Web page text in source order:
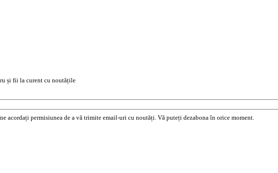
și fii la curent cu noutățile
acordați permisiunea de a vă trimite email-uri cu noutăți. Vă puteți dezabona în orice moment.